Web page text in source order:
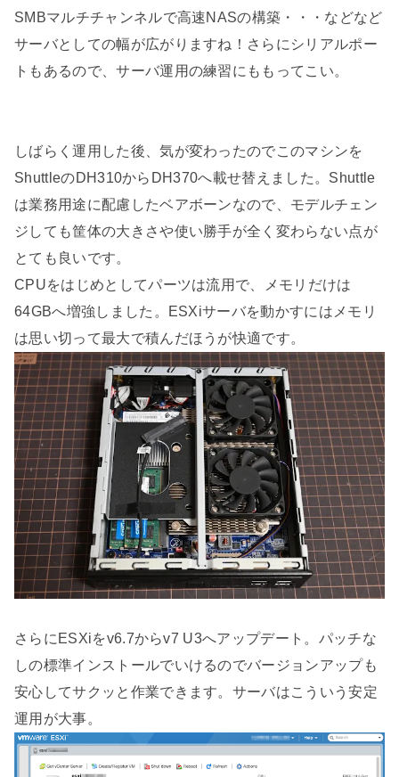
SMBマルチチャンネルで高速NASの構築・・・などなど
サーバとしての幅が広がりますね！さらにシリアルポー
トもあるので、サーバ運用の練習にももってこい。
しばらく運用した後、気が変わったのでこのマシンを
ShuttleのDH310からDH370へ載せ替えました。Shuttle
は業務用途に配慮したベアボーンなので、モデルチェン
ジしても筐体の大きさや使い勝手が全く変わらない点が
とても良いです。
CPUをはじめとしてパーツは流用で、メモリだけは
64GBへ増強しました。ESXiサーバを動かすにはメモリ
は思い切って最大で積んだほうが快適です。
さらにESXiをv6.7からv7 U3へアップデート。パッチな
しの標準インストールでいけるのでバージョンアップも
安心してサクッと作業できます。サーバはこういう安定
運用が大事。